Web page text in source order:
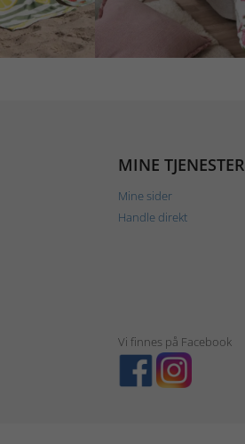
MINE TJENESTER
Mine sider
Handle direkt
Vi finnes på Facebook